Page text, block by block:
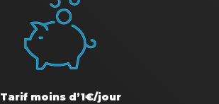
Tarif moins d’1€/jour